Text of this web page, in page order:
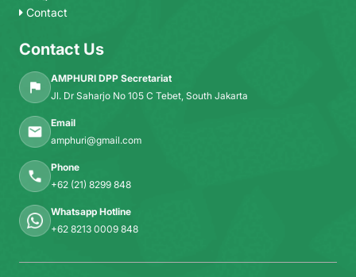
Contact
Contact Us
AMPHURI DPP Secretariat
Jl. Dr Saharjo No 105 C Tebet, South Jakarta
Email
amphuri@gmail.com
Phone
+62 (21) 8299 848
Whatsapp Hotline
+62 8213 0009 848